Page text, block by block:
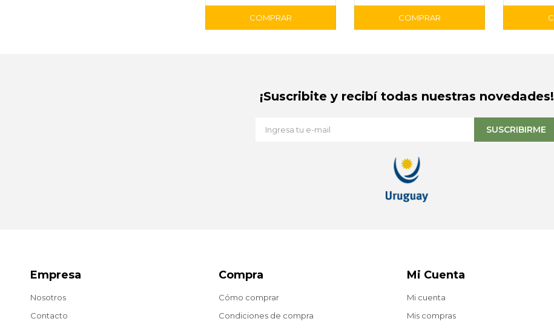
Empresa
Nosotros
Contacto
Compra
Cómo comprar
Condiciones de compra
Mi Cuenta
Mi cuenta
Mis compras
¡Suscribite y recibí todas nuestras novedades!
SUSCRIBIRME